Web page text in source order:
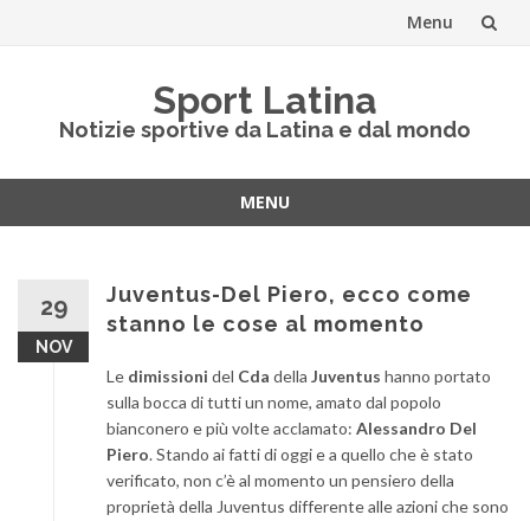
Menu
Sport Latina
Notizie sportive da Latina e dal mondo
MENU
29
NOV
Juventus-Del Piero, ecco come
stanno le cose al momento
Le dimissioni del Cda della Juventus hanno portato
sulla bocca di tutti un nome, amato dal popolo
bianconero e più volte acclamato: Alessandro Del
Piero. Stando ai fatti di oggi e a quello che è stato
verificato, non c’è al momento un pensiero della
proprietà della Juventus differente alle azioni che sono